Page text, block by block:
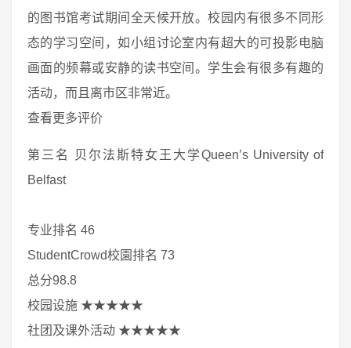
的图书馆考试期间全天候开放。校园内有很多不同形
态的学习空间，如小组讨论室内有超大的可投影电脑
画面的频幕或安静的读书空间。学生会有很多有趣的
活动，而且离市区非常近。
查看更多评价
第三名 贝尔法斯特女王大学Queen’s University of
Belfast
专业排名 46
StudentCrowd校園排名 73
总分98.8
校园设施 ★★★★★
社团及课外活动 ★★★★★